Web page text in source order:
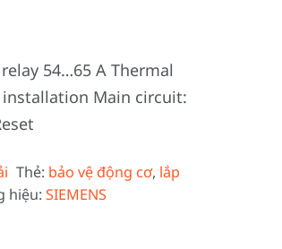
54…65 A Thermal
installation Main circuit:
Thẻ: bảo vệ động cơ, lắp
hiệu: SIEMENS